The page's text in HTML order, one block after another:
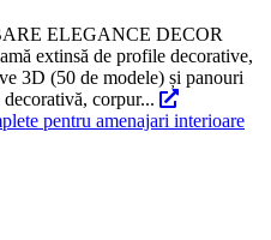
ELEGANCE DECOR
extinsă de profile decorative,
3D (50 de modele) și panouri
corpur...